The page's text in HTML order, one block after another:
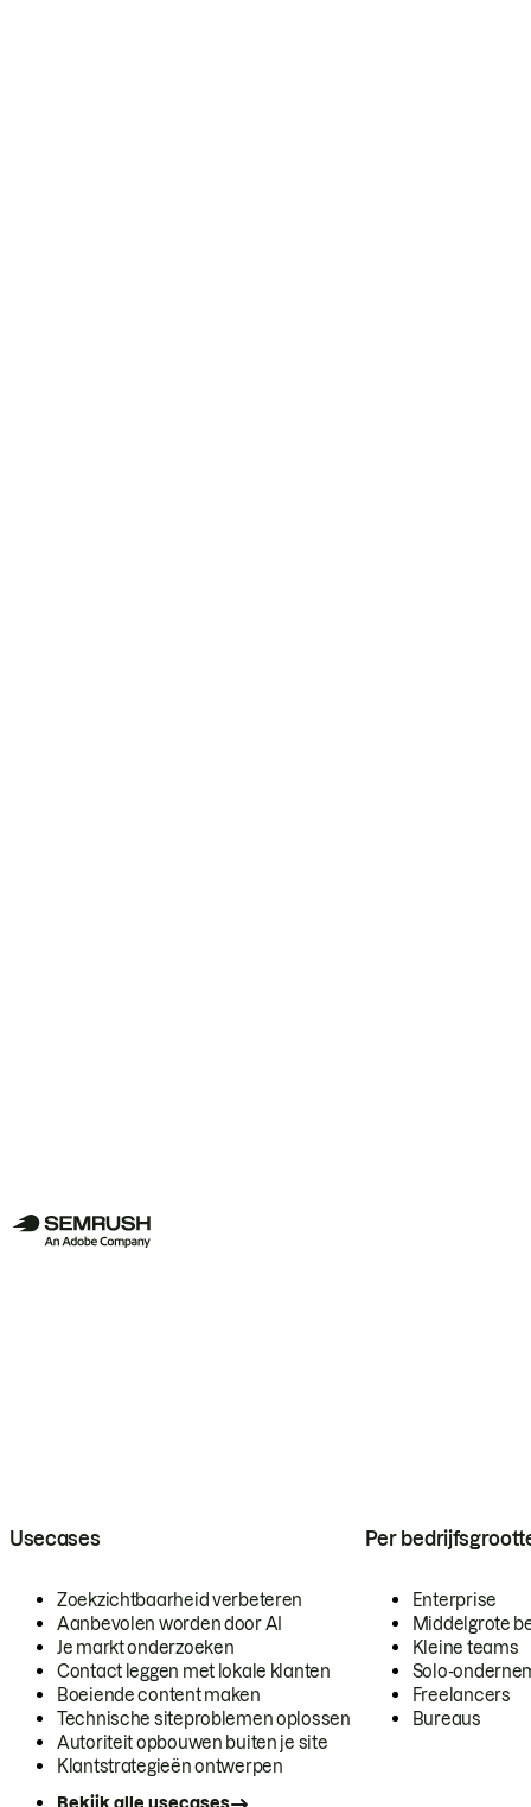
Usecases
Zoekzichtbaarheid verbeteren
Aanbevolen worden door AI
Je markt onderzoeken
Contact leggen met lokale klanten
Boeiende content maken
Technische siteproblemen oplossen
Autoriteit opbouwen buiten je site
Klantstrategieën ontwerpen
Per
Enterprise
Middelgrote
Kleine teams
Solo-
Freelancers
Bureaus